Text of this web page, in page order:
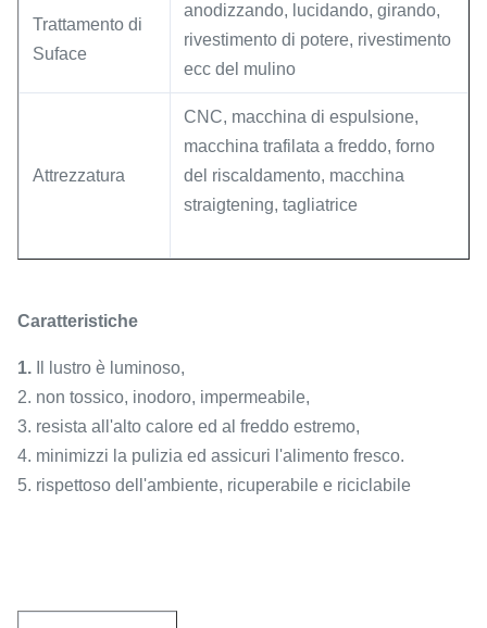
Trattamento di
Suface
anodizzando, lucidando, girando,
rivestimento di potere, rivestimento
ecc del mulino
Attrezzatura
CNC, macchina di espulsione,
macchina trafilata a freddo, forno
del riscaldamento, macchina
straigtening, tagliatrice
Caratteristiche
1.
Il lustro è luminoso,
2. non tossico, inodoro, impermeabile,
3. resista all'alto calore ed al freddo estremo,
4. minimizzi la pulizia ed assicuri l'alimento fresco.
5. rispettoso dell'ambiente, ricuperabile e riciclabile